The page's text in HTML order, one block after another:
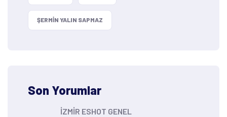
ŞERMIN YALIN SAPMAZ
Son Yorumlar
İZMİR ESHOT GENEL